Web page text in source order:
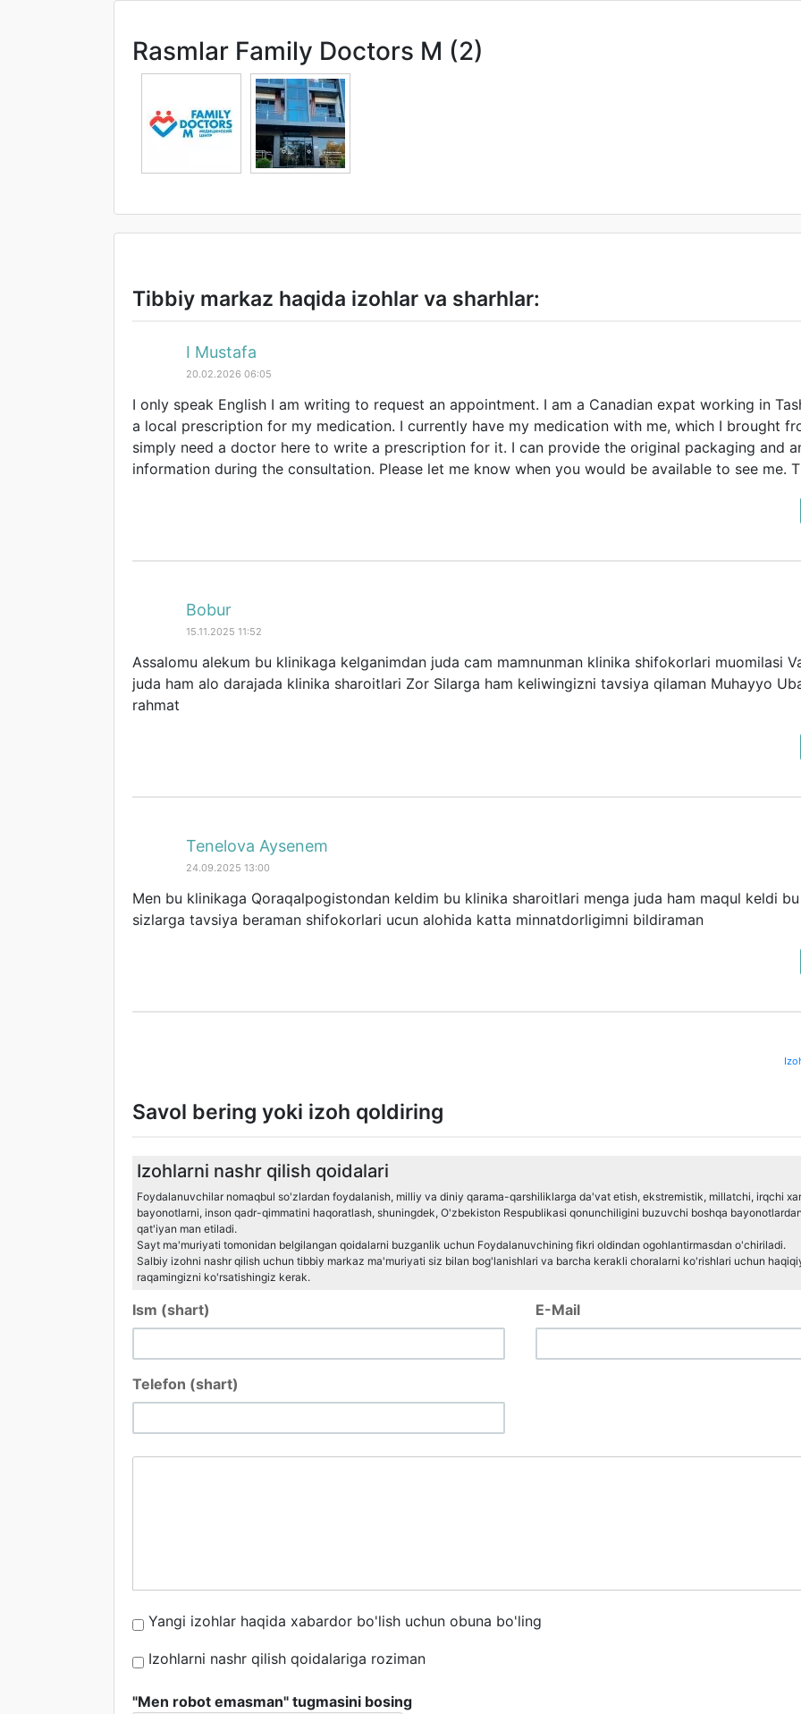
Rasmlar Family Doctors M (2)
Tibbiy markaz haqida izohlar va sharhlar:
I Mustafa
20.02.2026 06:05
I only speak English I am writing to request an appointment. I am a Canadian expat working in
a local prescription for my medication. I currently have my medication with me, which I brought
simply need a doctor here to write a prescription for it. I can provide the original packaging and
information during the consultation. Please let me know when you would be available to see me.
Bobur
15.11.2025 11:52
Assalomu alekum bu klinikaga kelganimdan juda cam mamnunman klinika shifokorlari muomilasi
juda ham alo darajada klinika sharoitlari Zor Silarga ham keliwingizni tavsiya qilaman Muhayyo
rahmat
Tenelova Aysenem
24.09.2025 13:00
Men bu klinikaga Qoraqalpogistondan keldim bu klinika sharoitlari menga juda ham maqul keldi
sizlarga tavsiya beraman shifokorlari ucun alohida katta minnatdorligimni bildiraman
Savol bering yoki izoh qoldiring
Izohlarni nashr qilish qoidalari
Foydalanuvchilar nomaqbul so'zlardan foydalanish, milliy va diniy qarama-qarshiliklarga da'vat etish, ekstremistik, millatchi, irqchi
bayonotlarni, inson qadr-qimmatini haqoratlash, shuningdek, O'zbekiston Respublikasi qonunchiligini buzuvchi boshqa
qat'iyan man etiladi.
Sayt ma'muriyati tomonidan belgilangan qoidalarni buzganlik uchun Foydalanuvchining fikri oldindan ogohlantirmasdan o'chiriladi.
Salbiy izohni nashr qilish uchun tibbiy markaz ma'muriyati siz bilan bog'lanishlari va barcha kerakli choralarni ko'rishlari uchun
raqamingizni ko'rsatishingiz kerak.
Ism (shart) E-Mail
Telefon (shart)
Yangi izohlar haqida xabardor bo'lish uchun obuna bo'ling
Izohlarni nashr qilish qoidalariga roziman
"Men robot emasman" tugmasini bosing